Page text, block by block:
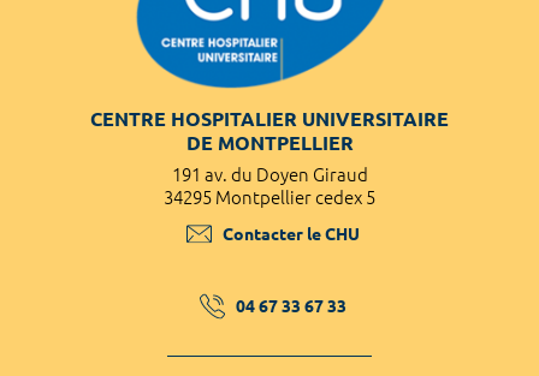
CENTRE HOSPITALIER UNIVERSITAIRE
DE MONTPELLIER
191 av. du Doyen Giraud
34295 Montpellier cedex 5
Contacter le CHU
04 67 33 67 33